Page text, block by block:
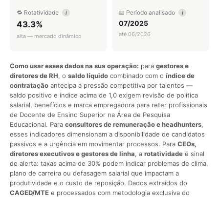
🔁 Rotatividade i
43.3%
alta — mercado dinâmico
📅 Período analisado i
07/2025
até 06/2026
Como usar esses dados na sua operação: para gestores e
diretores de RH, o saldo líquido combinado com o índice de
contratação antecipa a pressão competitiva por talentos —
saldo positivo e índice acima de 1,0 exigem revisão de política
salarial, benefícios e marca empregadora para reter profissionais
de Docente de Ensino Superior na Área de Pesquisa
Educacional. Para consultores de remuneração e headhunters,
esses indicadores dimensionam a disponibilidade de candidatos
passivos e a urgência em movimentar processos. Para CEOs,
diretores executivos e gestores de linha, a rotatividade é sinal
de alerta: taxas acima de 30% podem indicar problemas de clima,
plano de carreira ou defasagem salarial que impactam a
produtividade e o custo de reposição. Dados extraídos do
CAGED/MTE e processados com metodologia exclusiva do